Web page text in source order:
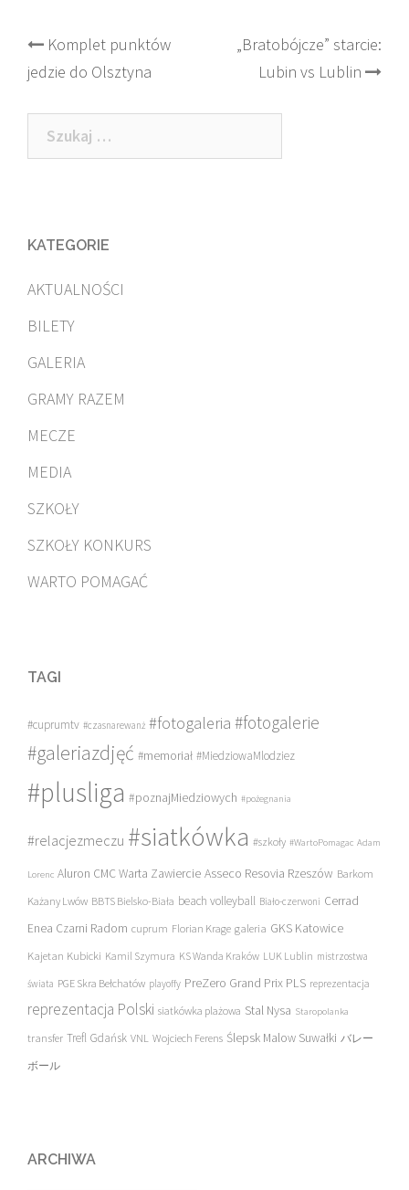
Post
navigation
Komplet punktów
jedzie do Olsztyna
„Bratobójcze” starcie:
Lubin vs Lublin
Szukaj:
KATEGORIE
AKTUALNOŚCI
BILETY
GALERIA
GRAMY RAZEM
MECZE
MEDIA
SZKOŁY
SZKOŁY KONKURS
WARTO POMAGAĆ
TAGI
#cuprumtv #czasnarewanż #fotogaleria #fotogalerie
#galeriazdjęć #memoriał #MiedziowaMlodziez
#plusliga #poznajMiedziowych #pożegnania
#relacjezmeczu #siatkówka #szkoły #WartoPomagac Adam
Lorenc Aluron CMC Warta Zawiercie Asseco Resovia Rzeszów Barkom
Każany Lwów BBTS Bielsko-Biała beach volleyball Biało-czerwoni Cerrad
Enea Czarni Radom cuprum Florian Krage galeria GKS Katowice
Kajetan Kubicki Kamil Szymura KS Wanda Kraków LUK Lublin mistrzostwa
świata PGE Skra Bełchatów playoffy PreZero Grand Prix PLS reprezentacja
reprezentacja Polski siatkówka plażowa Stal Nysa Staropolanka
transfer Trefl Gdańsk VNL Wojciech Ferens Ślepsk Malow Suwałki バレー
ボール
ARCHIWA